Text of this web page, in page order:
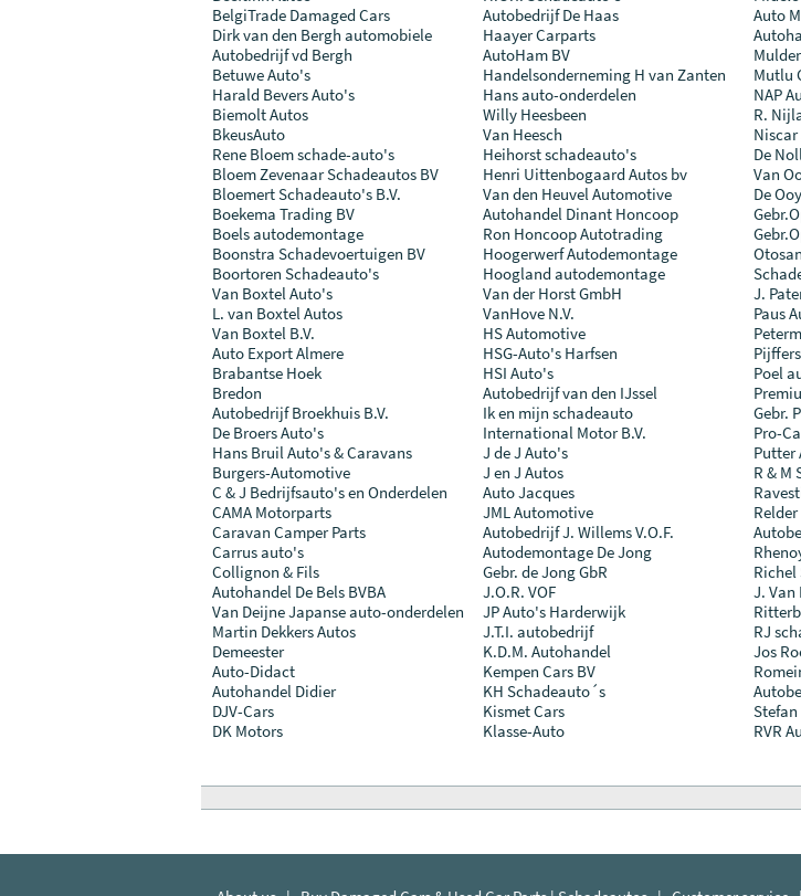
BelgiTrade Damaged Cars
Dirk van den Bergh automobiele
Autobedrijf vd Bergh
Betuwe Auto's
Harald Bevers Auto's
Biemolt Autos
BkeusAuto
Rene Bloem schade-auto's
Bloem Zevenaar Schadeautos BV
Bloemert Schadeauto's B.V.
Boekema Trading BV
Boels autodemontage
Boonstra Schadevoertuigen BV
Boortoren Schadeauto's
Van Boxtel Auto's
L. van Boxtel Autos
Van Boxtel B.V.
Auto Export Almere
Brabantse Hoek
Bredon
Autobedrijf Broekhuis B.V.
De Broers Auto's
Hans Bruil Auto's & Caravans
Burgers-Automotive
C & J Bedrijfsauto's en Onderdelen
CAMA Motorparts
Caravan Camper Parts
Carrus auto's
Collignon & Fils
Autohandel De Bels BVBA
Van Deijne Japanse auto-onderdelen
Martin Dekkers Autos
Demeester
Auto-Didact
Autohandel Didier
DJV-Cars
DK Motors
Autobedrijf De Haas
Haayer Carparts
AutoHam BV
Handelsonderneming H van Zanten
Hans auto-onderdelen
Willy Heesbeen
Van Heesch
Heihorst schadeauto's
Henri Uittenbogaard Autos bv
Van den Heuvel Automotive
Autohandel Dinant Honcoop
Ron Honcoop Autotrading
Hoogerwerf Autodemontage
Hoogland autodemontage
Van der Horst GmbH
VanHove N.V.
HS Automotive
HSG-Auto's Harfsen
HSI Auto's
Autobedrijf van den IJssel
Ik en mijn schadeauto
International Motor B.V.
J de J Auto's
J en J Autos
Auto Jacques
JML Automotive
Autobedrijf J. Willems V.O.F.
Autodemontage De Jong
Gebr. de Jong GbR
J.O.R. VOF
JP Auto's Harderwijk
J.T.I. autobedrijf
K.D.M. Autohandel
Kempen Cars BV
KH Schadeauto´s
Kismet Cars
Klasse-Auto
Auto
Mutlu
NAP
R.
De
Van
De
J.
Paus
Poel
Gebr.
Pro-
Putter
R & M
Richel
J. Van
RJ
Jos
Stefan
RVR